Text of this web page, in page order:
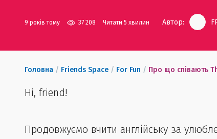
9 років тому 37 208 Читати 5 хвилин Автор:
Головна / Friends Space / For Fun / Про що співають
Hi, friend!
Продовжуємо вчити англійську за